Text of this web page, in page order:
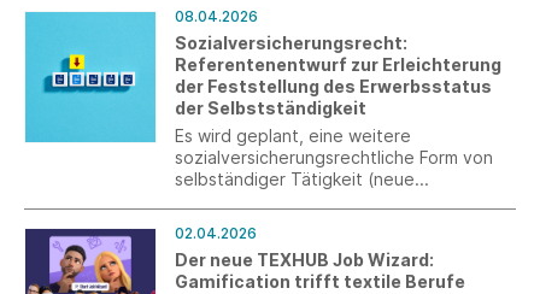
08.04.2026
Sozialversicherungsrecht:
Referentenentwurf zur Erleichterung
der Feststellung des Erwerbsstatus
der Selbstständigkeit
Es wird geplant, eine weitere
sozialversicherungsrechtliche Form von
selbständiger Tätigkeit (neue
10. April 2026.
02.04.2026
Der neue TEXHUB Job Wizard:
Gamification trifft textile Berufe